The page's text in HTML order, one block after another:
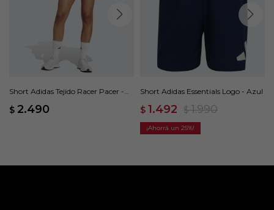
Short Adidas Tejido Racer Pacer -
$ 2.490
Short Adidas Essentials Logo - Azul
$ 1.492 $ 1.990
25